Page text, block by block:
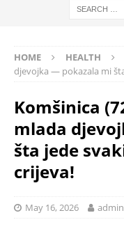
HOME HEALTH
djevojka — pokazala mi
Komšinica
mlada
šta jede
crijeva!
May 16, 2026 admin